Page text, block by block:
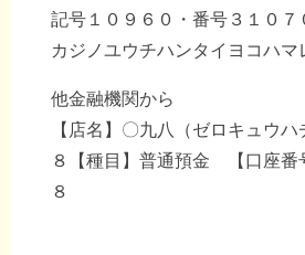
記号１０９６０・番号３１０７
カジノユウチハンタイヨコハマ
他金融機関から
【店名】〇九八（ゼロキュウ
８【種目】普通預金 【口座番
８